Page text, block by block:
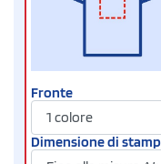
Fronte
Dimensione di